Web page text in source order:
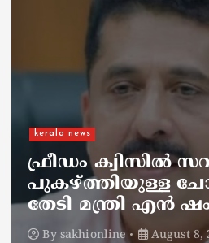
kerala news
വാഹനത്തിന്
സംഭവം;
സസ്പെൻഡ്
പ്രതിഷേധം
By sakhionline August 8,